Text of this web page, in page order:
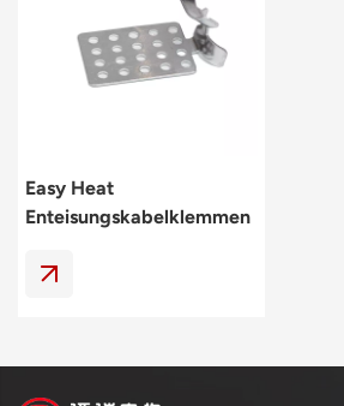
Easy Heat
Enteisungskabelklemmen